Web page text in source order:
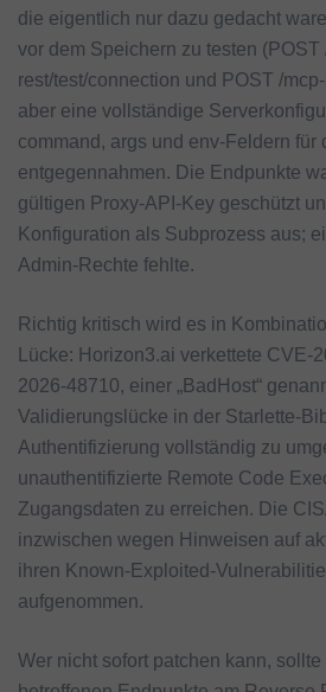
die eigentlich nur dazu gedacht
vor dem Speichern zu testen (POST
rest/test/connection und POST /
aber eine vollständige
command, args und env-Feldern für
entgegennahmen. Die Endpunkte
gültigen Proxy-API-Key geschützt
Konfiguration als Subprozess aus;
Admin-Rechte fehlte.
Richtig kritisch wird es in
Lücke: Horizon3.ai verkettete CVE-
2026-48710, einer „BadHost“
Validierungslücke in der Starlette-
Authentifizierung vollständig zu
unauthentifizierte Remote Code
Zugangsdaten zu erreichen. Die
inzwischen wegen Hinweisen auf
ihren Known-Exploited-
aufgenommen.
Wer nicht sofort patchen kann,